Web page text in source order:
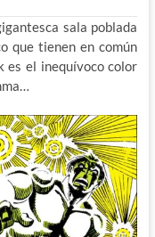
sala poblada
que tienen en común
es el inequívoco color